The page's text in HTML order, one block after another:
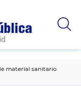
material sanitario